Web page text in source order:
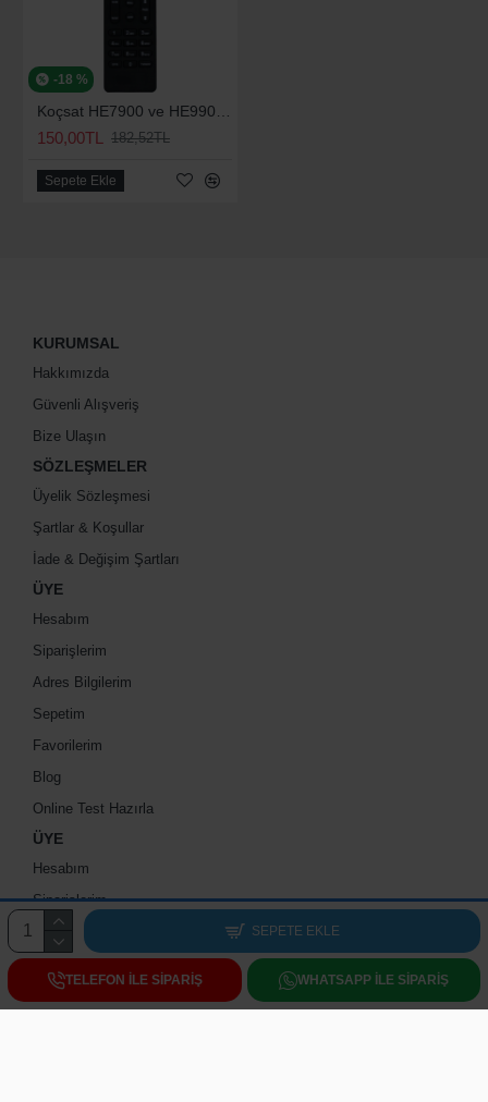
SEPETE EKLE
TELEFON ILE SIPARIŞ WHATSAPP ILE SIPARIŞ
-18 %
150,00TL 182,52TL
Sepete Ekle
KURUMSAL
Hakkımızda
Güvenli Alışveriş
Bize Ulaşın
SÖZLEŞMELER
Üyelik Sözleşmesi
Şartlar & Koşullar
İade & Değişim Şartları
ÜYE
Hesabım
Siparişlerim
Adres Bilgilerim
Sepetim
Favorilerim
Blog
Online Test Hazırla
ÜYE
Hesabım
Siparişlerim
Sepetim